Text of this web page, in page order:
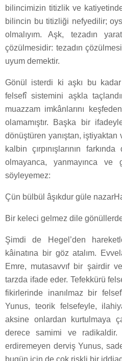
bilincimizin titizlik ve
bilincin bu titizliği nefyedilir;
olmalıyım. Aşk, tezadın
çözülmesidir: tezadın
uyum demektir.
Gönül isterdi ki aşkı bu
felsefî sistemini aşkla
muazzam imkânlarını
olamamıştır. Başka bir
dönüştüren yanıştan,
kalbin çırpınışlarının
olmayanca, yanmayınca ve
söyleyemez:
Çün bülbül âşıkdur güle
Bir keleci gelmez dile
Şimdi de Hegel’den
kâinatına bir göz atalım.
Emre, mutasavvıf bir şairdir
tarzda ifade eder. Tefekkürü
fikirlerinde inanılmaz bir
Yunus, teorik felsefeyle,
aksine onlardan kurtulmaya
derece samimi ve radikaldir.
erdiremeyen derviş Yunus,
bugün için de çok riskli bir